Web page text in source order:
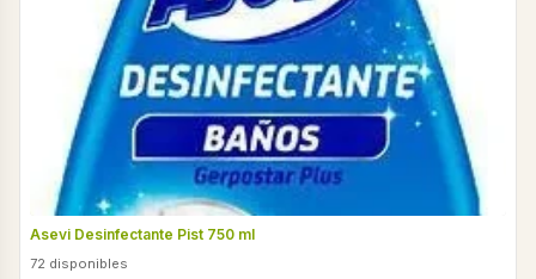
Asevi Desinfectante Pist 750 ml
72 disponibles